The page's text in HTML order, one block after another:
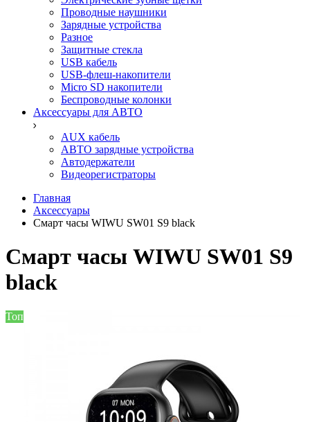
Проводные наушники
Зарядные устройства
Разное
Защитные стекла
USB кабель
USB-флеш-накопители
Micro SD накопители
Беспроводные колонки
Аксессуары для АВТО
AUX кабель
АВТО зарядные устройства
Автодержатели
Видеорегистраторы
Главная
Аксессуары
Смарт часы WIWU SW01 S9 black
Смарт часы WIWU SW01 S9
black
Топ